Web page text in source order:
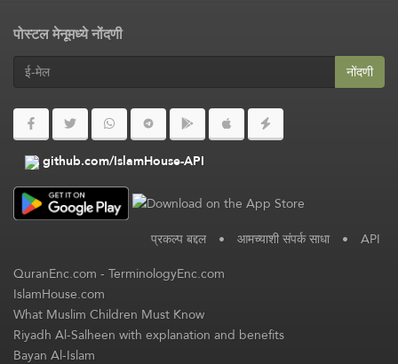
पोस्टल मेनूमध्ये नोंदणी
नोंदणी
github.com/IslamHouse-API
प्रकल्प बद्दल • आमच्याशी संपर्क साधा • API
QuranEnc.com-TerminologyEnc.com
IslamHouse.com
What Muslim Children Must Know
Riyadh Al-Salheen with explanation and benefits
Bayan Al-Islam